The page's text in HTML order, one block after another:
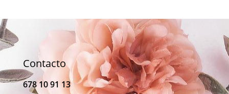
Contacto
678 10 91 13